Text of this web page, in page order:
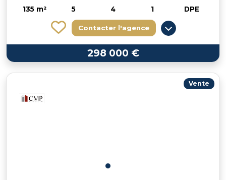
135 m² 5 4 1 DPE
Contacter l'agence
298 000 €
Vente